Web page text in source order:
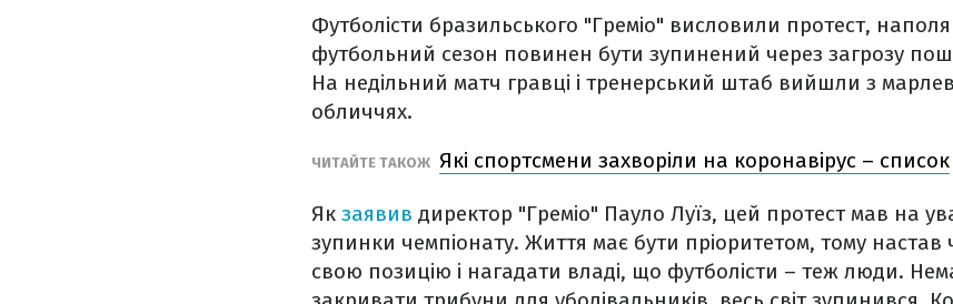
Футболісти бразильського "Греміо" висловили протест,
футбольний сезон повинен бути зупинений через загрозу
На недільний матч гравці і тренерський штаб вийшли з
обличчях.
ЧИТАЙТЕ ТАКОЖ Які спортсмени захворіли на коронавірус – список
Як заявив директор "Греміо" Пауло Луїз, цей протест мав на
зупинки чемпіонату. Життя має бути пріоритетом, тому
свою позицію і нагадати владі, що футболісти – теж люди.